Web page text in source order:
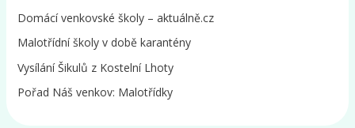
Domácí venkovské školy – aktuálně.cz
Malotřídní školy v době karantény
Vysílání Šikulů z Kostelní Lhoty
Pořad Náš venkov: Malotřídky